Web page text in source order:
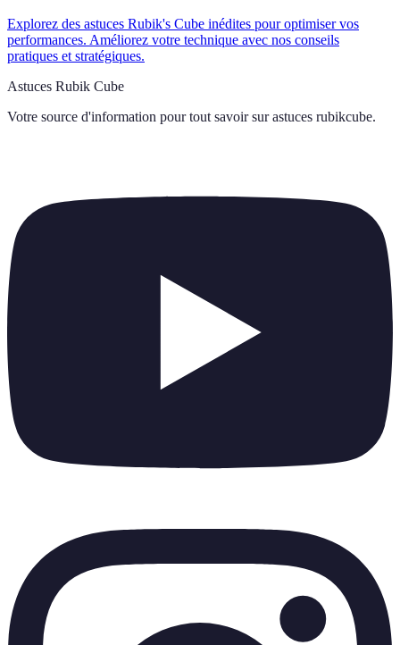
Explorez des astuces Rubik's Cube inédites pour optimiser vos
performances. Améliorez votre technique avec nos conseils
pratiques et stratégiques.
Astuces Rubik Cube
Votre source d'information pour tout savoir sur astuces rubikcube.